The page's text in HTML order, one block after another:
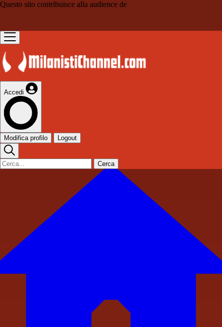
Questo sito contribuisce alla audience de
Accedi
Modifica profilo Logout
Cerca